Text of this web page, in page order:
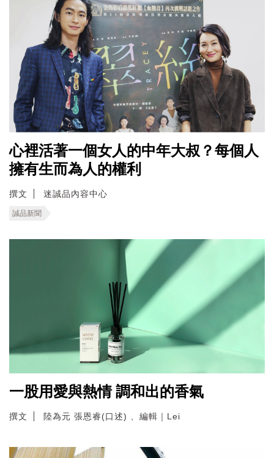
心裡活著一個女人的中年大叔？每個人
擁有生而為人的權利
撰文 迷誠品內容中心
誠品新聞
一股用愛與熱情 調和出的香氣
撰文 陸為元 張恩睿(口述) 、編輯｜Lei